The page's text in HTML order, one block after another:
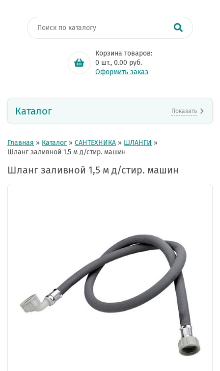
Корзина товаров:
0 шт., 0.00 руб.
Оформить заказ
Каталог Показать
Главная » Каталог » САНТЕХНИКА » ШЛАНГИ »
Шланг заливной 1,5 м д/стир. машин
Шланг заливной 1,5 м д/стир. машин